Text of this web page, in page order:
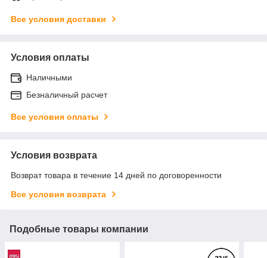
Все условия доставки
Условия оплаты
Наличными
Безналичный расчет
Все условия оплаты
Условия возврата
Возврат товара в течение 14 дней по договоренности
Все условия возврата
Подобные товары компании